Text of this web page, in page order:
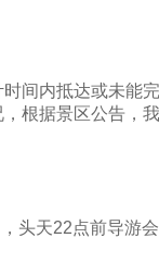
间内抵达或未能
根据景区公告，
头天22点前导游